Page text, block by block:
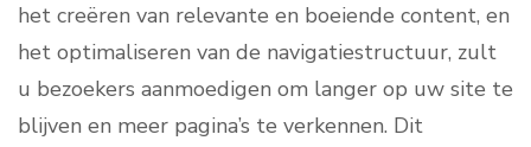
het creëren van relevante en boeiende content, en
het optimaliseren van de navigatiestructuur, zult
u bezoekers aanmoedigen om langer op uw site te
blijven en meer pagina’s te verkennen. Dit